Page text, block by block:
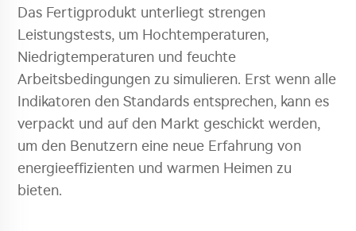
Das Fertigprodukt unterliegt strengen
Leistungstests, um Hochtemperaturen,
Niedrigtemperaturen und feuchte
Arbeitsbedingungen zu simulieren. Erst wenn alle
Indikatoren den Standards entsprechen, kann es
verpackt und auf den Markt geschickt werden,
um den Benutzern eine neue Erfahrung von
energieeffizienten und warmen Heimen zu
bieten.